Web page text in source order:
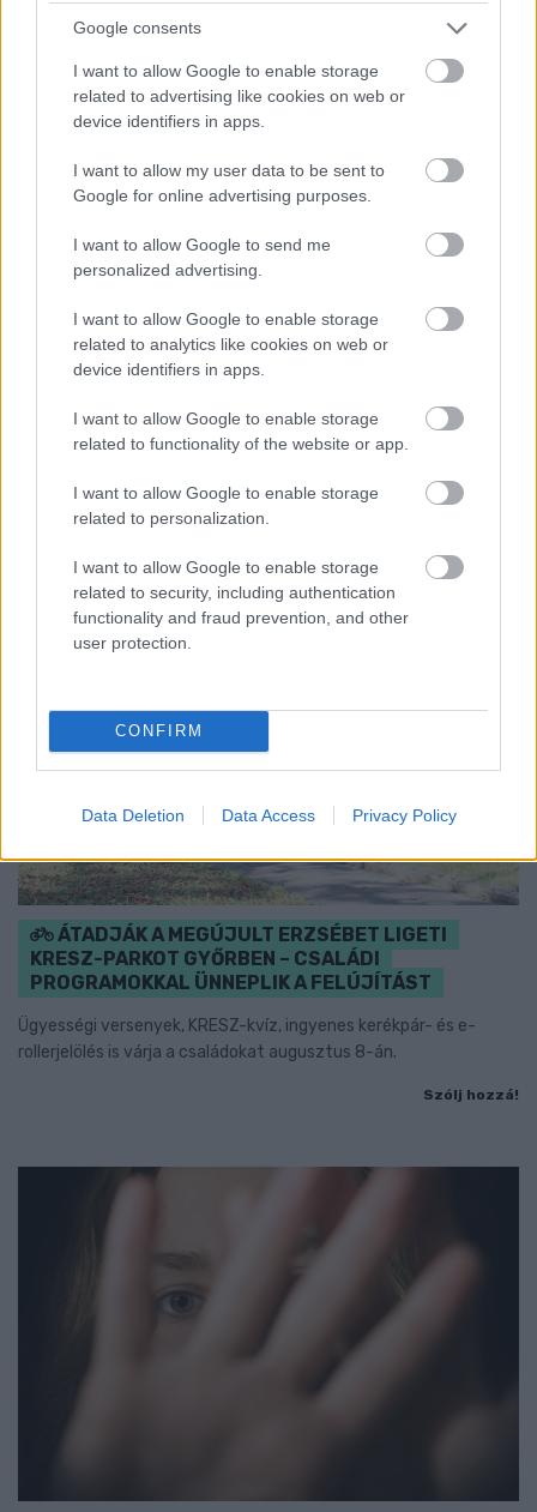
Google consents
I want to allow Google to enable storage
related to advertising like cookies on web or
device identifiers in apps.
I want to allow my user data to be sent to
Google for online advertising purposes.
I want to allow Google to send me
personalized advertising.
I want to allow Google to enable storage
related to analytics like cookies on web or
device identifiers in apps.
I want to allow Google to enable storage
related to functionality of the website or app.
I want to allow Google to enable storage
related to personalization.
I want to allow Google to enable storage
related to security, including authentication
functionality and fraud prevention, and other
user protection.
CONFIRM
Data Deletion Data Access Privacy Policy
MAGYAR PÉTER: 868 MILLIÁRD FORINTOS
BERUHÁZÁSI CSOMAGGAL ERŐSÍTIK
MAGYARORSZÁG ENERGIAELLÁTÁSÁT, MIKÖZBEN
Átfogó energetikai fejlesztési programot fogadott el a
Szólj hozzá!
ÁTADJÁK A MEGÚJULT ERZSÉBET LIGETI
KRESZ-PARKOT GYŐRBEN – CSALÁDI
PROGRAMOKKAL ÜNNEPLIK A FELÚJÍTÁST
Ügyességi versenyek, KRESZ-kvíz, ingyenes kerékpár- és e-
rollerjelölés is várja a családokat augusztus 8-án.
Szólj hozzá!